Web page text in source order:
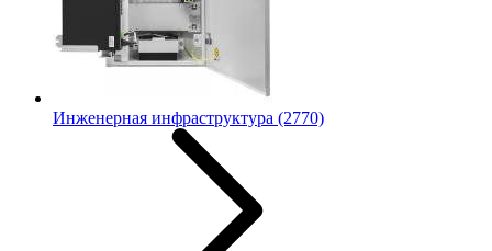
Инженерная инфраструктура (2770)